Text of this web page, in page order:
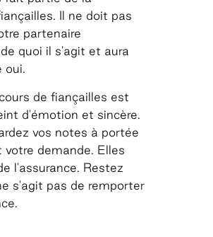
Il ne doit pas
partenaire
quoi il s'agit et aura
de fiançailles est
d'émotion et sincère.
vos notes à portée
votre demande. Elles
l'assurance. Restez
s'agit pas de remporter